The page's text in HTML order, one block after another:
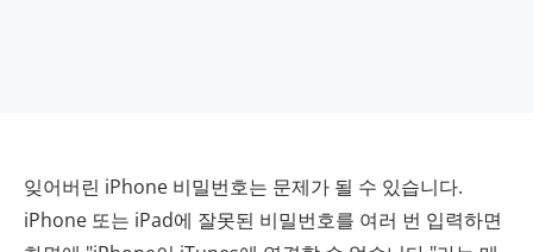
잊어버린 iPhone 비밀번호는 문제가 될 수 있습니다.
iPhone 또는 iPad에 잘못된 비밀번호를 여러 번 입력하면